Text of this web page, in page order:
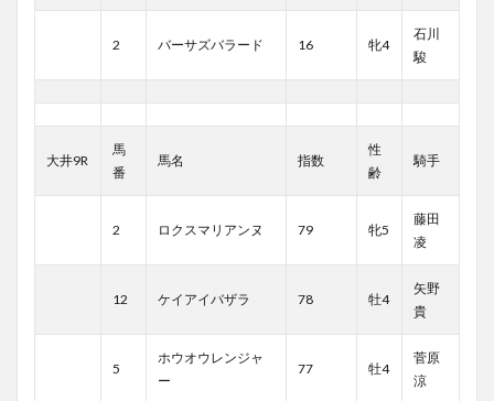
2 バーサズバラード 16 牝4
石川
駿
大井9R
馬
番
馬名 指数
性
齢
騎手
2 ロクスマリアンヌ 79 牝5
藤田
凌
12 ケイアイバザラ 78 牡4
矢野
貴
5
ホウオウレンジャ
ー
77 牡4
菅原
涼